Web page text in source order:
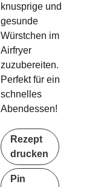
knusprige und
gesunde
Würstchen im
Airfryer
zuzubereiten.
Perfekt für ein
schnelles
Abendessen!
Rezept
drucken
Pin